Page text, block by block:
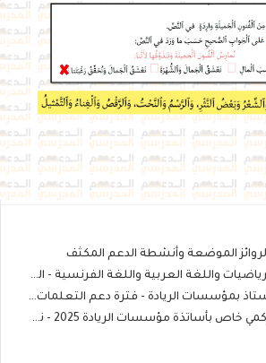
واللغة العربية واللغة الفرنسية - المدرسة الرائدة
بمؤسسات الريادة - فترة دعم التعلمات - طارل
بأساتذة مؤسسات الريادة 2025 - نموذج 1